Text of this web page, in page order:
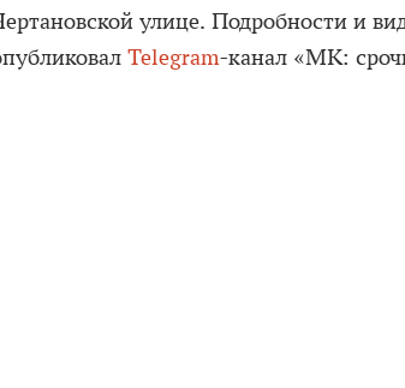
улице. Подробности и
Telegram-канал «МК: